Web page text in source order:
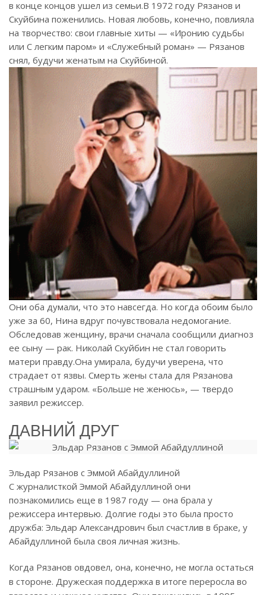
в конце концов ушел из семьи.В 1972 году Рязанов и
Скуйбина поженились. Новая любовь, конечно, повлияла
на творчество: свои главные хиты — «Иронию судьбы
или С легким паром» и «Служебный роман» — Рязанов
снял, будучи женатым на Скуйбиной.
Они оба думали, что это навсегда. Но когда обоим было
уже за 60, Нина вдруг почувствовала недомогание.
Обследовав женщину, врачи сначала сообщили диагноз
ее сыну — рак. Николай Скуйбин не стал говорить
матери правду.Она умирала, будучи уверена, что
страдает от язвы. Смерть жены стала для Рязанова
страшным ударом. «Больше не женюсь», — твердо
заявил режиссер.
ДАВНИЙ ДРУГ
Эльдар Рязанов с Эммой Абайдуллиной
С журналисткой Эммой Абайдуллиной они
познакомились еще в 1987 году — она брала у
режиссера интервью. Долгие годы это была просто
дружба: Эльдар Александрович был счастлив в браке, у
Абайдуллиной была своя личная жизнь.
Когда Рязанов овдовел, она, конечно, не могла остаться
в стороне. Дружеская поддержка в итоге переросла во